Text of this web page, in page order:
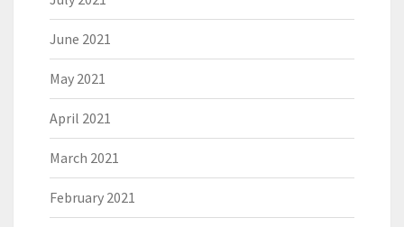
June 2021
May 2021
April 2021
March 2021
February 2021